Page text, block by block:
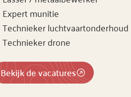
Expert munitie
Technieker luchtvaartonderhoud
Technieker drone
Bekijk de vacatures